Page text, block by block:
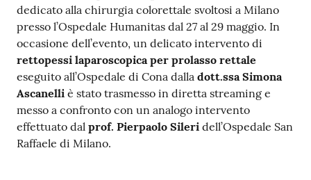
s
t
r
a
z
i
o
n
e
dedicato alla chirurgia colorettale svoltosi a Milano
presso l’Ospedale Humanitas dal 27 al 29 maggio. In
occasione dell’evento, un delicato intervento di
rettopessi laparoscopica per prolasso rettale
eseguito all’Ospedale di Cona dalla dott.ssa Simona
Ascanelli è stato trasmesso in diretta streaming e
messo a confronto con un analogo intervento
effettuato dal prof. Pierpaolo Sileri dell’Ospedale San
Raffaele di Milano.